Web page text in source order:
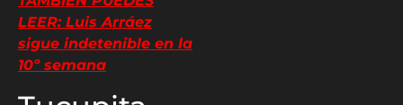
LEER: Luis Arráez
sigue indetenible en la
10º semana